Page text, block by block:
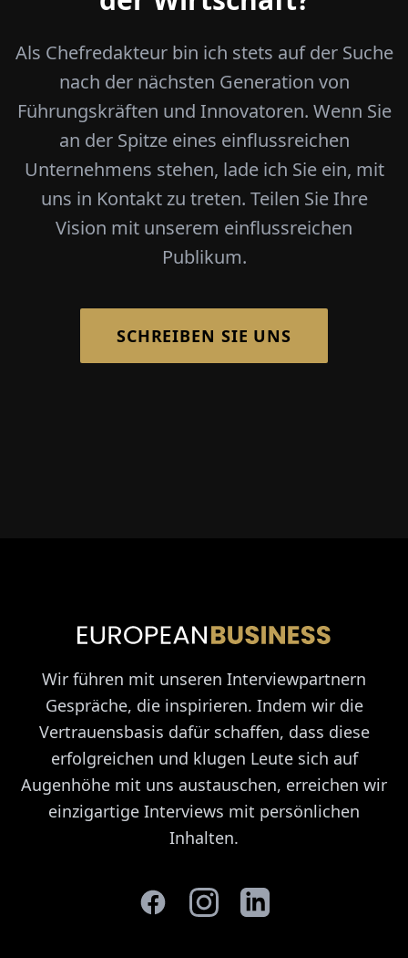
Als Chefredakteur bin ich stets auf der Suche
nach der nächsten Generation von
Führungskräften und Innovatoren. Wenn Sie
an der Spitze eines einflussreichen
Unternehmens stehen, lade ich Sie ein, mit
uns in Kontakt zu treten. Teilen Sie Ihre
Vision mit unserem einflussreichen
Publikum.
SCHREIBEN SIE UNS
Wir führen mit unseren Interviewpartnern
Gespräche, die inspirieren. Indem wir die
Vertrauensbasis dafür schaffen, dass diese
erfolgreichen und klugen Leute sich auf
Augenhöhe mit uns austauschen, erreichen wir
einzigartige Interviews mit persönlichen
Inhalten.